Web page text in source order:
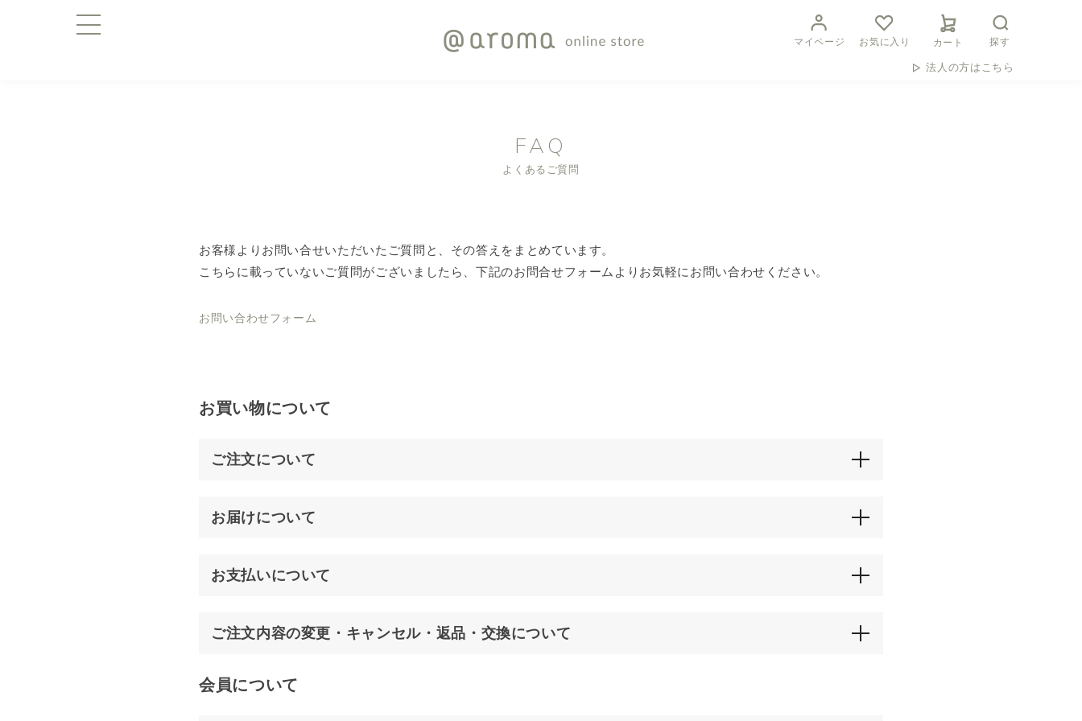
マイページ お気に入り カート 探す
法人の方はこちら
FAQ
よくあるご質問
お客様よりお問い合せいただいたご質問と、その答えをまとめています。
こちらに載っていないご質問がございましたら、下記のお問合せフォームよりお気軽にお問い合わせください。
お問い合わせフォーム
お買い物について
ご注文について
お届けについて
お支払いについて
ご注文内容の変更・キャンセル・返品・交換について
会員について